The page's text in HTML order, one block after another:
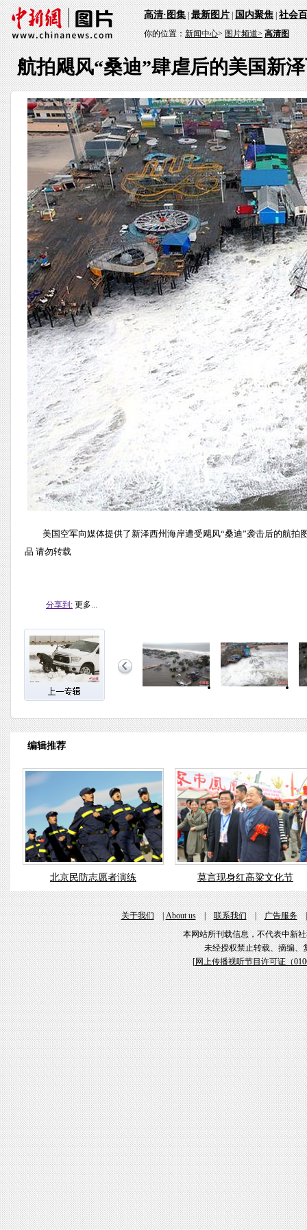
高清·图集|最新图片|国内聚焦|社会
你的位置：新闻中心>图片频道> 高清图
航拍飓风“桑迪”肆虐后的美国新
美国空军向媒体提供了新泽西州海岸遭受飓风“桑迪”袭击后的航
品 请勿转载
分享到: 更多...
编辑推荐
北京民防志愿者演练 莫言现身红高粱文化节
关于我们|About us|联系我们|广告服务
本网站所刊载信息，不代表中新
未经授权禁止转载、摘编、
[网上传播视听节目许可证（